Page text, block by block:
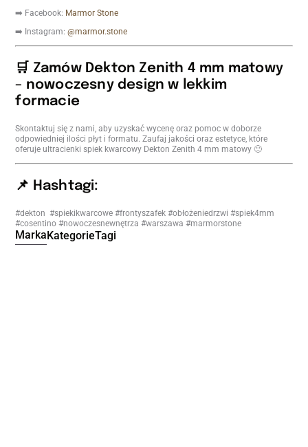
➡️ Facebook: Marmor Stone
➡️ Instagram:@marmor.stone
🛒 Zamów Dekton Zenith 4 mm matowy
– nowoczesny design w lekkim
formacie
Skontaktuj się z nami, aby uzyskać wycenę oraz pomoc w doborze
odpowiedniej ilości płyt i formatu. Zaufaj jakości oraz estetyce, które
oferuje ultracienki spiek kwarcowy Dekton Zenith 4 mm matowy 🙂
📌 Hashtagi:
#dekton #spiekikwarcowe #frontyszafek #obłożeniedrzwi #spiek4mm
#cosentino #nowoczesnewnętrza #warszawa #marmorstone
MarkaKategorieTagi